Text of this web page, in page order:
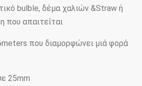
bulble, δέμα χαλιών &Straw ή
που απαιτείται
που διαμορφώνει μιά φορά
25mm